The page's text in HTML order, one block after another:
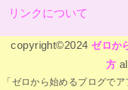
リンクについて
copyright©2024ゼロか
方
「ゼロから始めるブログで